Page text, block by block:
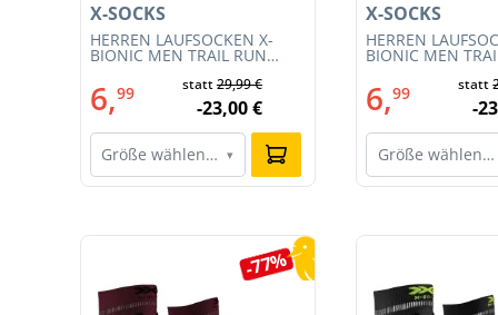
HERREN LAUFSOCKEN X-
BIONIC MEN TRAIL RUN
R019)
X-SOCKS
6,99 statt29,99 €
-23,00 €
Größe wählen… ▾
HERREN
BIONIC MEN
011)
X-SOCKS
6,99 statt
-
Größe wählen…
Produktgalerie überspringen
-77%